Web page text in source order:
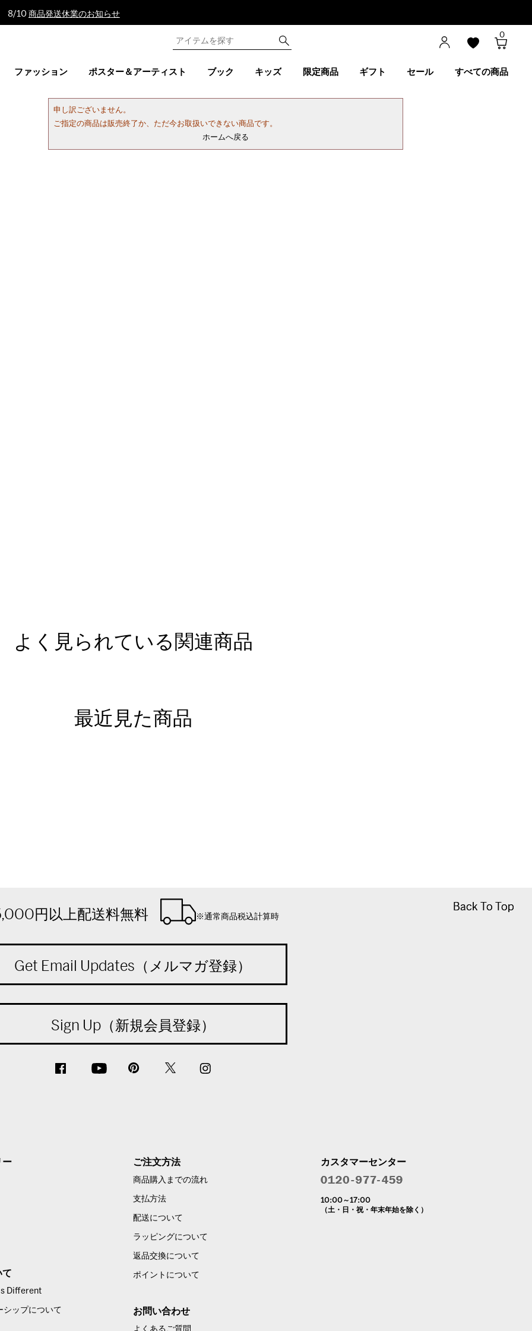
8/10 商品発送休業のお知らせ
0
ファッション ポスター＆アーティスト ブック キッズ 限定商品 ギフト セール すべての商品
申し訳ございません。
ご指定の商品は販売終了か、ただ今お取扱いできない商品です。
ホームへ戻る
よく見られている関連商品
最近見た商品
Back To Top
Back To Top
円以上配送料無料 ※通常商品税込計算時
Get Email Updates（メルマガ登録）
Sign Up（新規会員登録）
ー
て
Different
シップについて
ご注文方法
商品購入までの流れ
支払方法
配送について
ラッピングについて
返品交換について
ポイントについて
お問い合わせ
よくあるご質問
カスタマーセンター
10:00～17:00
（土・日・祝・年末年始を除く）